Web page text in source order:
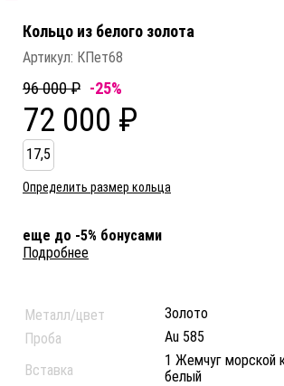
Кольцо из белого золота
Артикул: КПет68
96 000 ₽ -25%
72 000 ₽
17,5
Определить размер кольца
еще до -5% бонусами
Подробнее
Металл/цвет
Золото
Проба
Au 585
Вставка
1 Жемчуг морской
белый